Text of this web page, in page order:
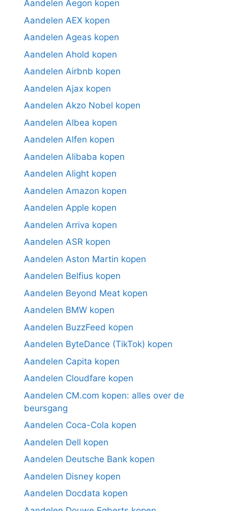
Aandelen Aegon kopen
Aandelen AEX kopen
Aandelen Ageas kopen
Aandelen Ahold kopen
Aandelen Airbnb kopen
Aandelen Ajax kopen
Aandelen Akzo Nobel kopen
Aandelen Albea kopen
Aandelen Alfen kopen
Aandelen Alibaba kopen
Aandelen Alight kopen
Aandelen Amazon kopen
Aandelen Apple kopen
Aandelen Arriva kopen
Aandelen ASR kopen
Aandelen Aston Martin kopen
Aandelen Belfius kopen
Aandelen Beyond Meat kopen
Aandelen BMW kopen
Aandelen BuzzFeed kopen
Aandelen ByteDance (TikTok) kopen
Aandelen Capita kopen
Aandelen Cloudfare kopen
Aandelen CM.com kopen: alles over de
beursgang
Aandelen Coca-Cola kopen
Aandelen Dell kopen
Aandelen Deutsche Bank kopen
Aandelen Disney kopen
Aandelen Docdata kopen